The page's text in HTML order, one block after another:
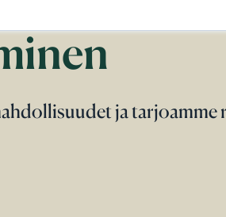
ja tarjoamme